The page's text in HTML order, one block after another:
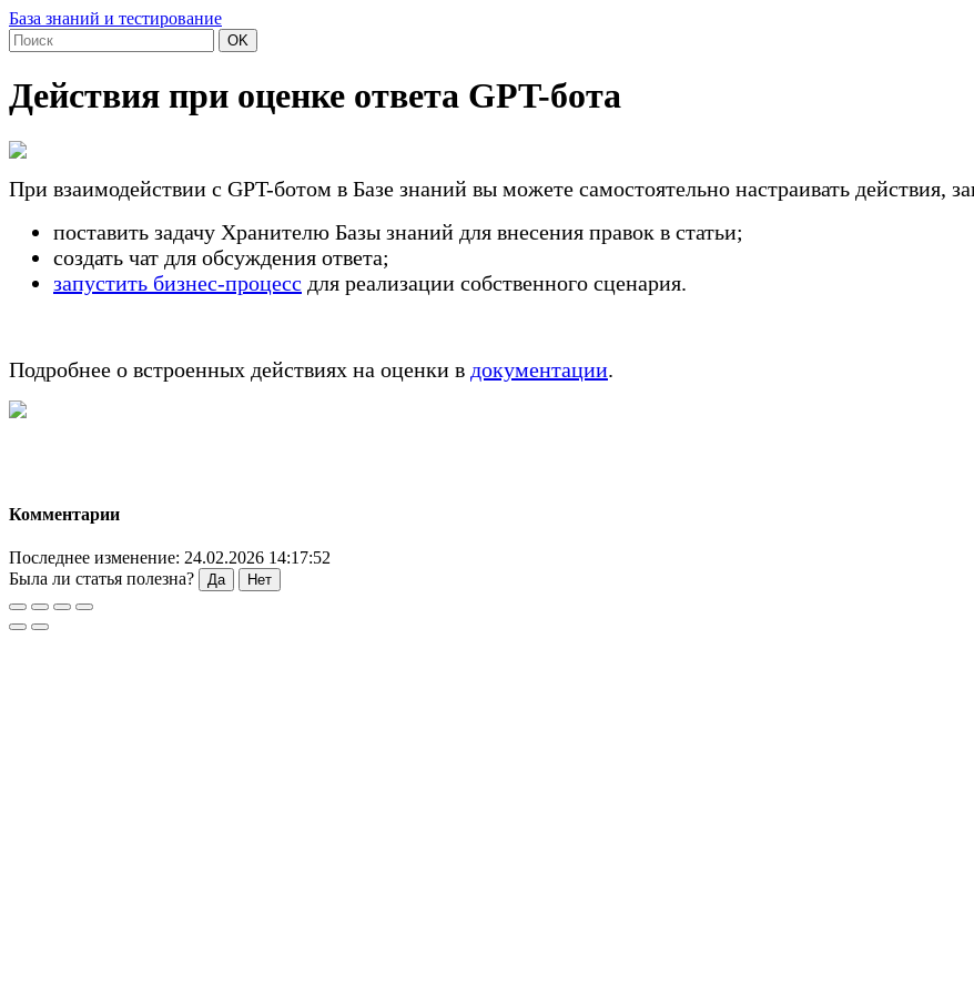
База знаний и тестирование
OK
Действия при оценке ответа GPT-бота
При взаимодействии с GPT-ботом в Базе знаний вы можете самостоятельно настраивать действия,
поставить задачу Хранителю Базы знаний для внесения правок в статьи;
создать чат для обсуждения ответа;
запустить бизнес-процесс для реализации собственного сценария.
Подробнее о встроенных действиях на оценки в документации.
Комментарии
Последнее изменение: 24.02.2026 14:17:52
Была ли статья полезна?
Да Нет